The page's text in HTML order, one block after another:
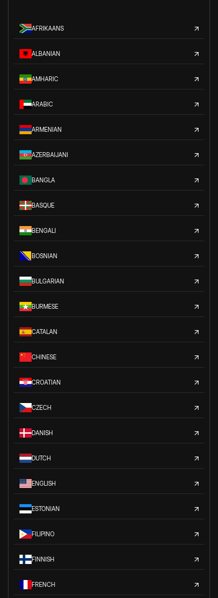
AFRIKAANS
ALBANIAN
AMHARIC
ARABIC
ARMENIAN
AZERBAIJANI
BANGLA
BASQUE
BENGALI
BOSNIAN
BULGARIAN
BURMESE
CATALAN
CHINESE
CROATIAN
CZECH
DANISH
DUTCH
ENGLISH
ESTONIAN
FILIPINO
FINNISH
FRENCH